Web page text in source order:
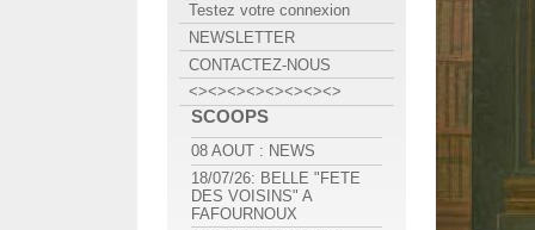
Testez votre connexion
NEWSLETTER
CONTACTEZ-NOUS
<><><><><><><><>
SCOOPS
08 AOUT : NEWS
18/07/26: BELLE "FETE
DES VOISINS" A
FAFOURNOUX